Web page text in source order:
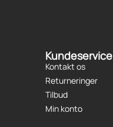
Kundeservice
Kontakt os
Returneringer
Tilbud
Min konto